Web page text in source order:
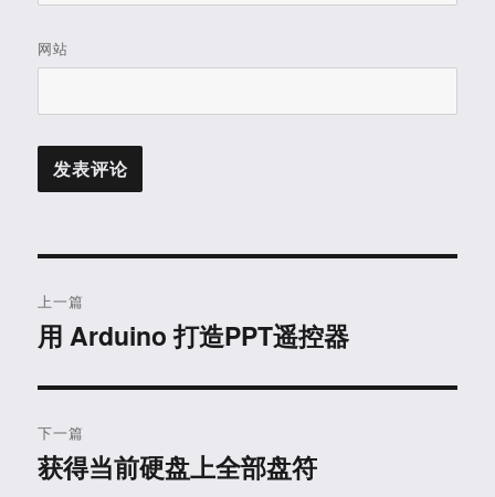
网站
章
航
上一篇
上
文
章：
用 Arduino 打造PPT遥控器
下一篇
下
获得当前硬盘上全部盘符